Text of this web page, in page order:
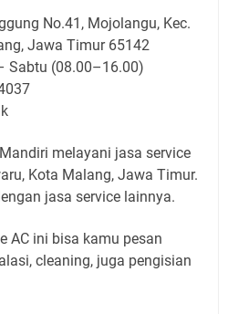
No.41, Mojolangu, Kec.
Jawa Timur 65142
Sabtu (08.00–16.00)
melayani jasa service
Kota Malang, Jawa Timur.
jasa service lainnya.
AC ini bisa kamu pesan
cleaning, juga pengisian